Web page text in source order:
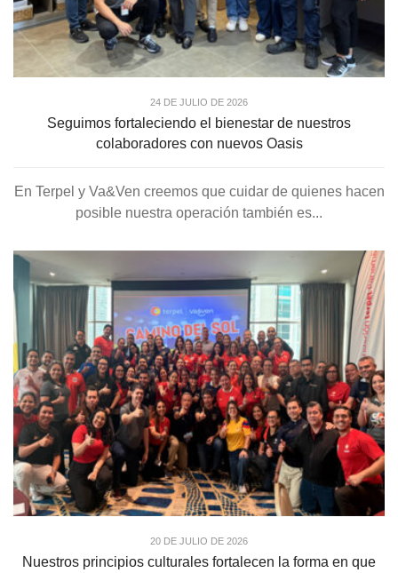
24 DE JULIO DE 2026
Seguimos fortaleciendo el bienestar de nuestros
colaboradores con nuevos Oasis
En Terpel y Va&Ven creemos que cuidar de quienes hacen
posible nuestra operación también es...
20 DE JULIO DE 2026
Nuestros principios culturales fortalecen la forma en que